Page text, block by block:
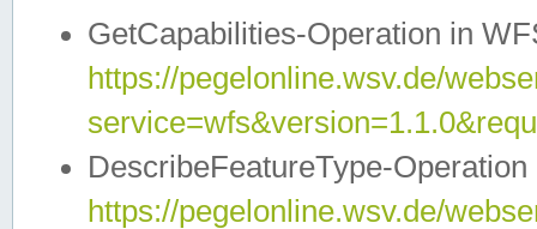
GetCapabilities-Operation in
https://pegelonline.wsv.de/
DescribeFeatureType-
https://pegelonline.wsv.de/